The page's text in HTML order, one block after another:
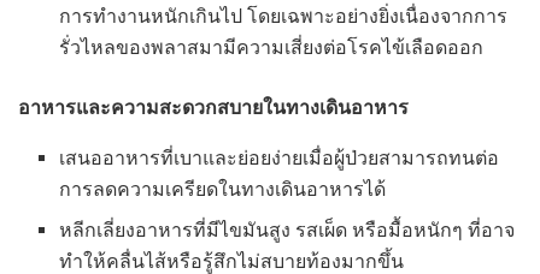
การทำงานหนักเกินไป โดยเฉพาะอย่างยิ่งเนื่องจากการ
รั่วไหลของพลาสมามีความเสี่ยงต่อโรคไข้เลือดออก
อาหารและความสะดวกสบายในทางเดินอาหาร
เสนออาหารที่เบาและย่อยง่ายเมื่อผู้ป่วยสามารถทนต่อ
การลดความเครียดในทางเดินอาหารได้
หลีกเลี่ยงอาหารที่มีไขมันสูง รสเผ็ด หรือมื้อหนักๆ ที่อาจ
ทำให้คลื่นไส้หรือรู้สึกไม่สบายท้องมากขึ้น